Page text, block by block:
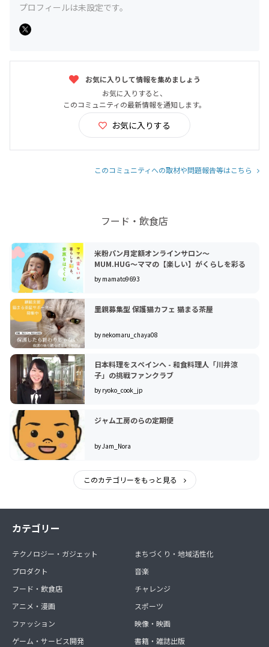
プロフィールは未設定です。
お気に入りして情報を集めましょう
お気に入りすると、
このコミュニティの最新情報を通知します。
お気に入りする
このコミュニティへの取材や問題報告等はこちら
フード・飲食店
米粉パン月定額オンラインサロン〜
MUM.HUG〜ママの【楽しい】がくらしを彩る
by mamato9693
里親募集型 保護猫カフェ 猫まる茶屋
by nekomaru_chaya08
日本料理をスペインへ - 和食料理人「川井涼
子」の挑戦ファンクラブ
by ryoko_cook_jp
ジャム工房のらの定期便
by Jam_Nora
このカテゴリーをもっと見る
カテゴリー
テクノロジー・ガジェット
プロダクト
フード・飲食店
アニメ・漫画
ファッション
ゲーム・サービス開発
まちづくり・地域活性化
音楽
チャレンジ
スポーツ
映像・映画
書籍・雑誌出版